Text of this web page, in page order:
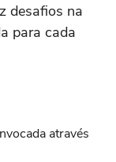
desafios na
para cada
através